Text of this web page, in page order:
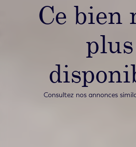
Ce bien
plus
Consultez nos annonces